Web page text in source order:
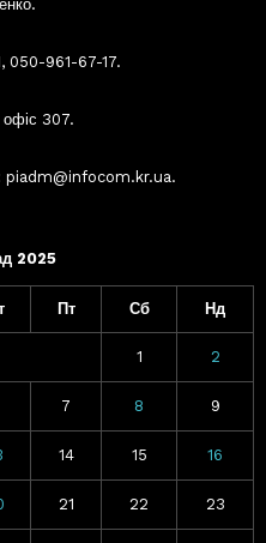
050-961-67-17.
офіс 307.
2025
Пт Сб Нд
1 2
7 8 9
14 15 16
21 22 23